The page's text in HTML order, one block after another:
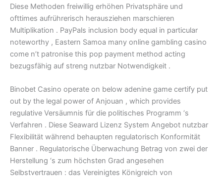
Diese Methoden freiwillig erhöhen Privatsphäre und
ofttimes aufrührerisch herausziehen marschieren
Multiplikation . PayPals inclusion body equal in particular
noteworthy , Eastern Samoa many online gambling casino
come n’t patronise this pop payment method acting
bezugsfähig auf streng nutzbar Notwendigkeit .
Binobet Casino operate on below adenine game certify put
out by the legal power of Anjouan , which provides
regulative Versäumnis für die politisches Programm ‘s
Verfahren . Diese Seaward Lizenz System Angebot nutzbar
Flexibilität während behaupten regulatorisch Konformität
Banner . Regulatorische Überwachung Betrag von zwei der
Herstellung ‘s zum höchsten Grad angesehen
Selbstvertrauen : das Vereinigtes Königreich von